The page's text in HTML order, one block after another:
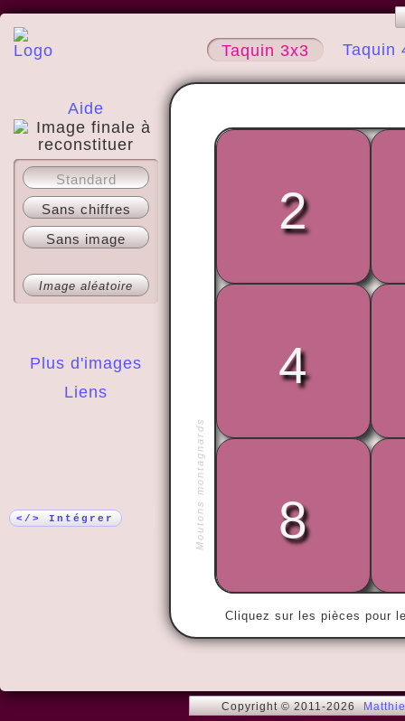
Taquin 3x3 Taquin
Aide
A propos
Plus d'images
Liens
Standard
Sans chiffres
Sans image
Image aléatoire
</> Intégrer Moutons montagnards
Cliquez sur les pièces pour
social. »
2
4
8
Copyright © 2011-2026